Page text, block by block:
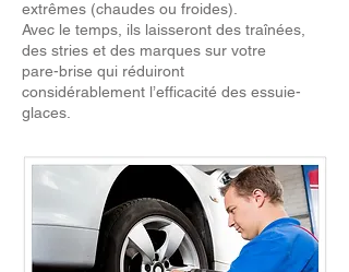
extrêmes (chaudes ou froides).
Avec le temps, ils laisseront des traînées,
des stries et des marques sur votre
pare-brise qui réduiront
considérablement l’efficacité des essuie-
glaces.